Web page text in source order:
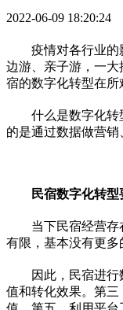
2022-06-09
疫情对各行业
边游、亲子游，一大
宿的数字化转型在所
什么是数字化
的是通过数据做营
民宿数字化转
当下民宿经营
有限，基本没有更多
因此，民宿进
值和转化效果。第三